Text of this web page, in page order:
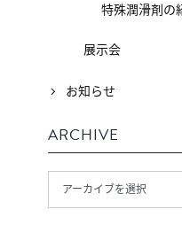
特殊潤滑剤の
展示会
お知らせ
ARCHIVE